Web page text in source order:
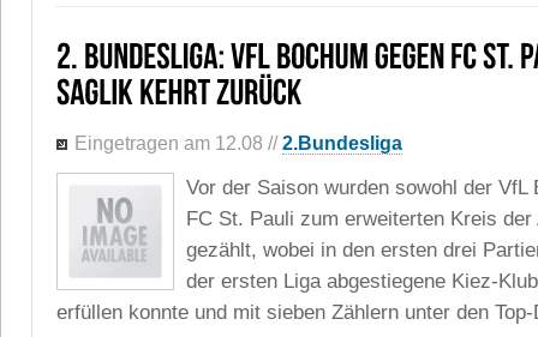
Eingetragen am 12.08 //2.Bundesliga
Vor der Saison wurden sowohl der VfL
FC St. Pauli zum erweiterten Kreis
gezählt, wobei in den ersten drei
der ersten Liga abgestiegene Kiez-
erfüllen konnte und mit sieben Zählern unter den